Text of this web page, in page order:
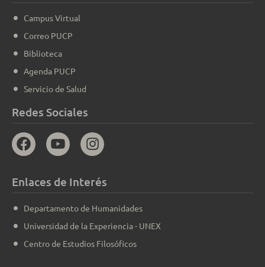
Campus Virtual
Correo PUCP
Biblioteca
Agenda PUCP
Servicio de Salud
Redes Sociales
Enlaces de Interés
Departamento de Humanidades
Universidad de la Experiencia - UNEX
Centro de Estudios Filosóficos